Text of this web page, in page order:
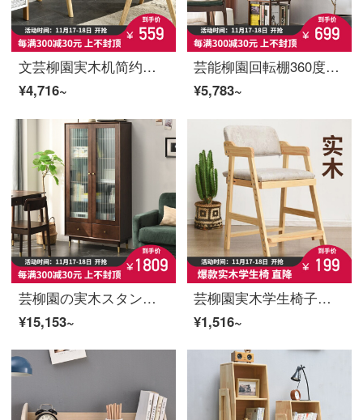
文芸柳園実木机简约現代パソコンデスク学生家庭用小型テープ引き書斎書写机事務机0.8 m原木色シングルテーブル+牛角椅子
¥4,716~
芸能柳園回転棚360度本棚収納書棚学生家庭用丸太棚シンプルかつ創意的な着地置物棚軽い贅沢品【5階くるみ色】
¥5,783~
芸柳園の実木スタンドはドアと物置棚を持っています。学生は家庭用大容量の部屋に収納棚があります。
¥15,153~
芸柳園実木学生椅子学習椅子の本と椅子の授業机と椅子のオフィスチェア家庭用の食事椅子と背もたれの椅子は昇降できます。
¥1,516~